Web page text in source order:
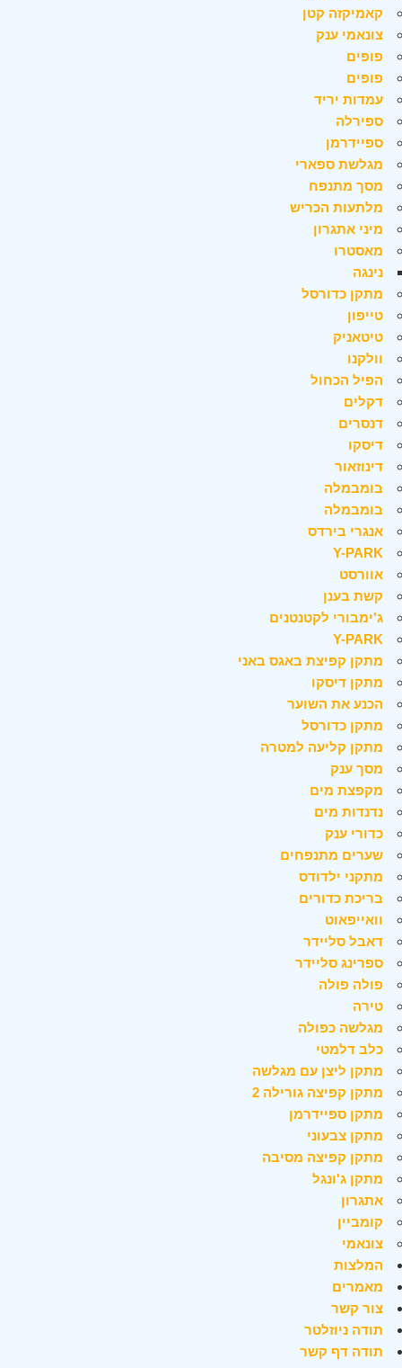
קאמיקזה קטן
צונאמי ענק
פופים
פופים
עמדות יריד
ספירלה
ספיידרמן
מגלשת ספארי
מסך מתנפח
מלתעות הכריש
מיני אתגרון
מאסטרו
נינגה
מתקן כדורסל
טייפון
טיטאניק
וולקנו
הפיל הכחול
דקלים
דנסרים
דיסקו
דינוזאור
בומבמלה
בומבמלה
אנגרי בירדס
Y-PARK
אוורסט
קשת בענן
ג'ימבורי לקטנטנים
Y-PARK
מתקן קפיצת באגס באני
מתקן דיסקו
הכנע את השוער
מתקן כדורסל
מתקן קליעה למטרה
מסך ענק
מקפצת מים
נדנדות מים
כדורי ענק
שערים מתנפחים
מתקני ילדודס
בריכת כדורים
וואייפאוט
דאבל סליידר
ספרינג סליידר
פולה פולה
טירה
מגלשה כפולה
כלב דלמטי
מתקן ליצן עם מגלשה
מתקן קפיצה גורילה 2
מתקן ספיידרמן
מתקן צבעוני
מתקן קפיצה מסיבה
מתקן ג'ונגל
אתגרון
קומביין
צונאמי
המלצות
מאמרים
צור קשר
תודה ניוזלטר
תודה דף קשר